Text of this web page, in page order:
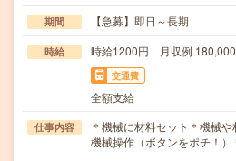
期間 【急募】即日～長期
時給 時給1200円 月収例
交通費
全額支給
仕事内容
＊機械に材料セット＊機械
機械操作（ボタンをポチ！